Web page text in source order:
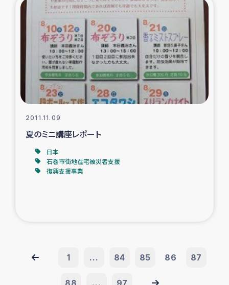
2011.11.09
夏のミニ講座レポート
日本
石巻市街地在宅被災者支援
復興支援事業
1 ... 84 85 86 87